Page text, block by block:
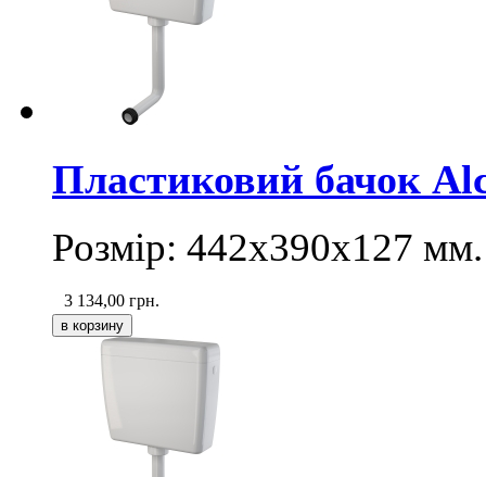
Пластиковий бачок
Розмір: 442х390х127 мм.
3 134,00 грн.